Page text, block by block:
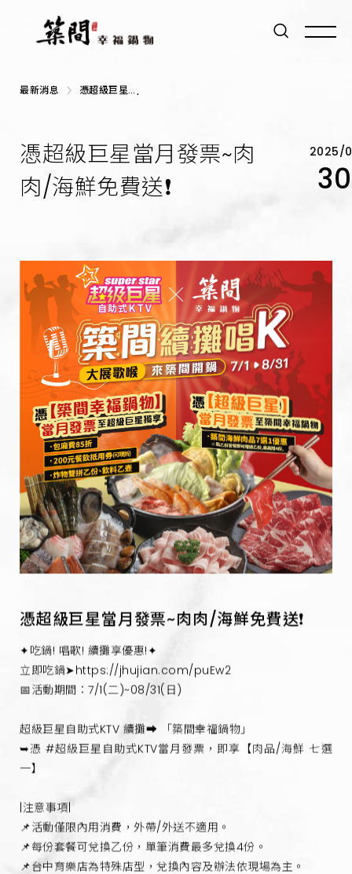
最新消息 憑超級巨星當
憑超級巨星當月發票~肉
肉/海鮮免費送❗
2025/
30
憑超級巨星當月發票~肉肉/海鮮免費送❗
✦吃鍋! 唱歌! 續攤享優惠!✦
立即吃鍋➤https://jhujian.com/puEw2
📅活動期間：7/1(二)~08/31(日)
超級巨星自助式KTV 續攤➡️ 「築間幸福鍋物」
➥憑 #超級巨星自助式KTV當月發票，即享【肉品/海鮮 七選
一】
|注意事項|
📌活動僅限內用消費，外帶/外送不適用。
📌每份套餐可兌換乙份，單筆消費最多兌換4份。
📌台中育樂店為特殊店型，兌換內容及辦法依現場為主。